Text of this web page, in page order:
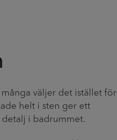
väljer det istället för
helt i sten ger ett
i badrummet.